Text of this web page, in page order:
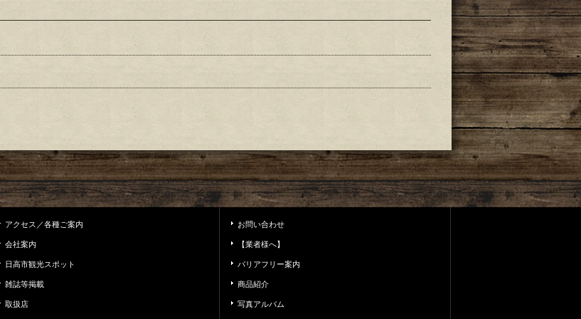
アクセス／各種ご案内
会社案内
日高市観光スポット
雑誌等掲載
取扱店
お問い合わせ
【業者様へ】
バリアフリー案内
商品紹介
写真アルバム